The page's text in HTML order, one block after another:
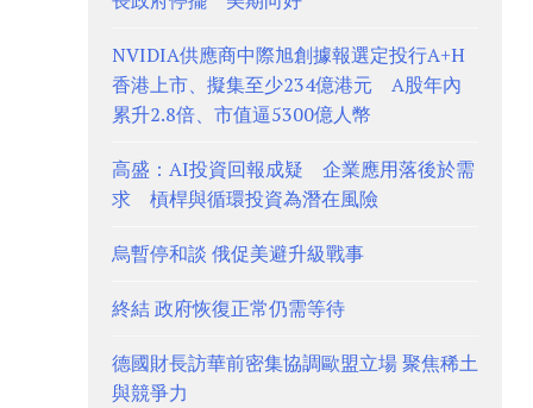
NVIDIA供應商中際旭創據報選定投行A+H
香港上市、擬集至少234億港元 A股年內
累升2.8倍、市值逼5300億人幣
高盛：AI投資回報成疑 企業應用落後於需
求 槓桿與循環投資為潛在風險
烏暫停和談 俄促美避升級戰事
終結 政府恢復正常仍需等待
德國財長訪華前密集協調歐盟立場 聚焦稀土
與競爭力